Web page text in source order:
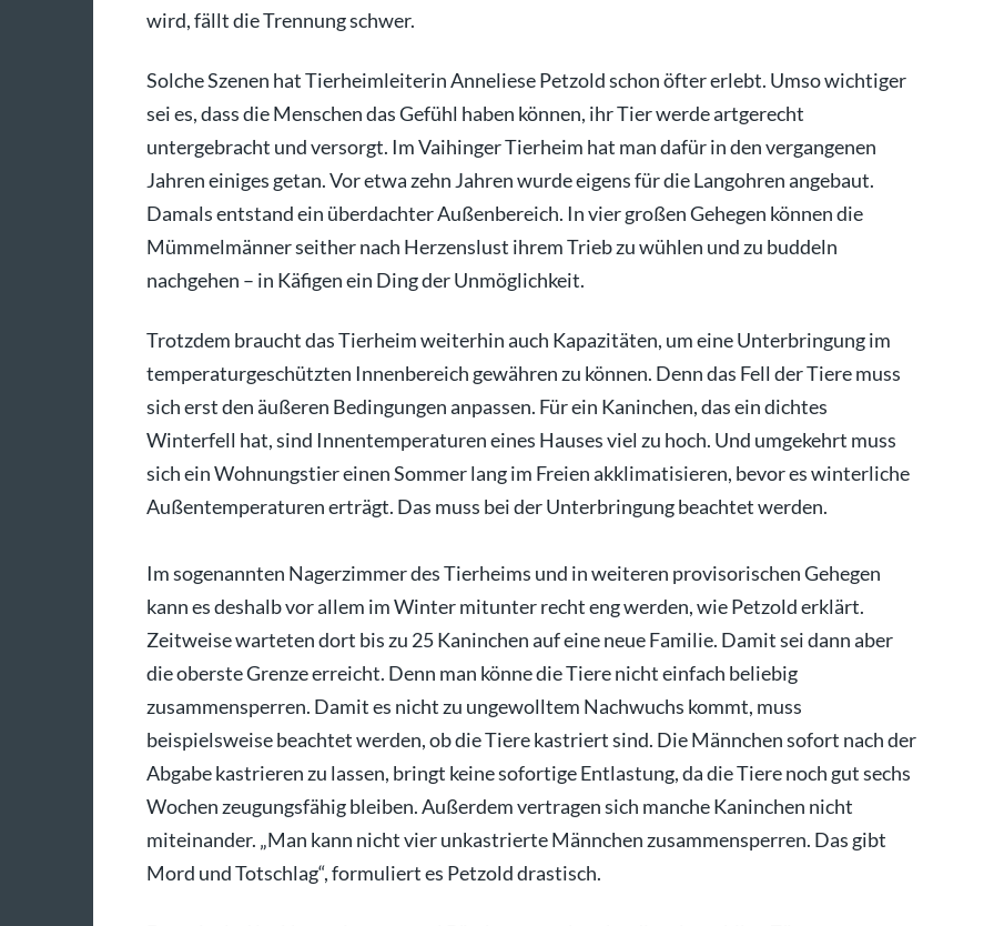
wird, fällt die Trennung schwer.
Solche Szenen hat Tierheimleiterin Anneliese Petzold schon öfter erlebt. Umso wichtiger
sei es, dass die Menschen das Gefühl haben können, ihr Tier werde artgerecht
untergebracht und versorgt. Im Vaihinger Tierheim hat man dafür in den vergangenen
Jahren einiges getan. Vor etwa zehn Jahren wurde eigens für die Langohren angebaut.
Damals entstand ein überdachter Außenbereich. In vier großen Gehegen können die
Mümmelmänner seither nach Herzenslust ihrem Trieb zu wühlen und zu buddeln
nachgehen – in Käfigen ein Ding der Unmöglichkeit.
Trotzdem braucht das Tierheim weiterhin auch Kapazitäten, um eine Unterbringung im
temperaturgeschützten Innenbereich gewähren zu können. Denn das Fell der Tiere muss
sich erst den äußeren Bedingungen anpassen. Für ein Kaninchen, das ein dichtes
Winterfell hat, sind Innentemperaturen eines Hauses viel zu hoch. Und umgekehrt muss
sich ein Wohnungstier einen Sommer lang im Freien akklimatisieren, bevor es winterliche
Außentemperaturen erträgt. Das muss bei der Unterbringung beachtet werden.
Im sogenannten Nagerzimmer des Tierheims und in weiteren provisorischen Gehegen
kann es deshalb vor allem im Winter mitunter recht eng werden, wie Petzold erklärt.
Zeitweise warteten dort bis zu 25 Kaninchen auf eine neue Familie. Damit sei dann aber
die oberste Grenze erreicht. Denn man könne die Tiere nicht einfach beliebig
zusammensperren. Damit es nicht zu ungewolltem Nachwuchs kommt, muss
beispielsweise beachtet werden, ob die Tiere kastriert sind. Die Männchen sofort nach der
Abgabe kastrieren zu lassen, bringt keine sofortige Entlastung, da die Tiere noch gut sechs
Wochen zeugungsfähig bleiben. Außerdem vertragen sich manche Kaninchen nicht
miteinander. „Man kann nicht vier unkastrierte Männchen zusammensperren. Das gibt
Mord und Totschlag“, formuliert es Petzold drastisch.